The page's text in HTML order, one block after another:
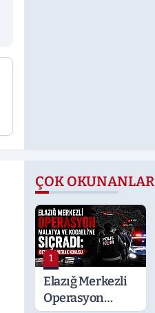
ÇOK OKUNANLAR
1
Elazığ Merkezli
Operasyon